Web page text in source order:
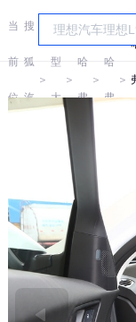
当
前
位
搜
狐
汽
＞
车
型
大
＞
哈
弗
＞
哈
弗
＞